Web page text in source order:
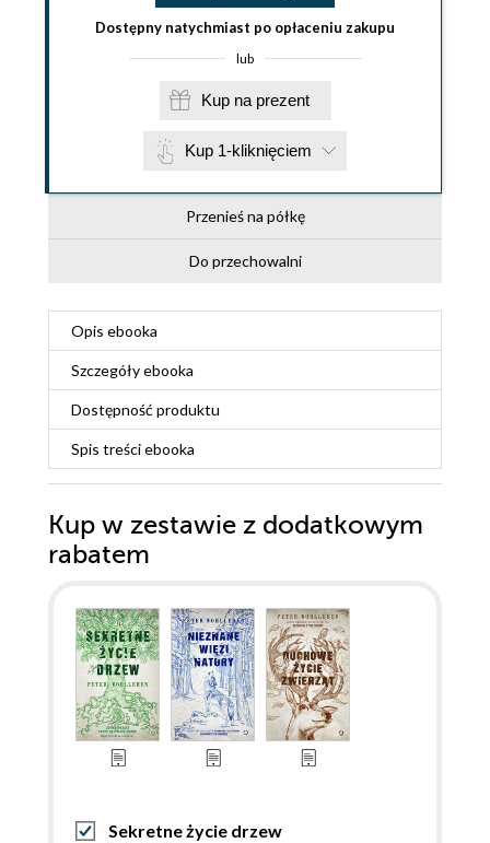
Dostępny natychmiast po opłaceniu zakupu
lub
Kup na prezent
Kup 1-kliknięciem
Przenieś na półkę
Do przechowalni
Opis ebooka
Szczegółyebooka
Dostępność produktu
Spis treściebooka
Kup w zestawie z dodatkowym
rabatem
Sekretne życie drzew